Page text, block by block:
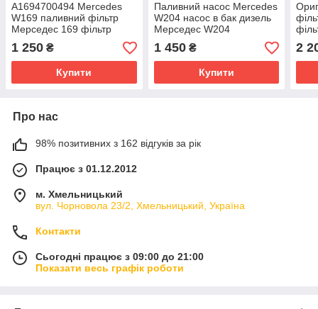
A1694700494 Mercedes
W169 паливний фільтр
Мерседес 169 фільтр
тонкої очистки Mercedes
245 A1694700494
1 250 ₴
Купити
Паливний насос Mercedes
W204 насос в бак дизель
Мерседес W204
0580102003
1 450₴
Купити
2
Про нас
98% позитивних з 162 відгуків за рік
Працює з 01.12.2012
м. Хмельницький
вул. Чорновола 23/2, Хмельницький, Україна
Контакти
Сьогодні працює з 09:00 до 21:00
Показати весь графік роботи